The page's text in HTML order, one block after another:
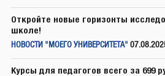
Откройте новые горизонты
школе!
НОВОСТИ "МОЕГО УНИВЕРСИТЕТА"
Курсы для педагогов всего за 699